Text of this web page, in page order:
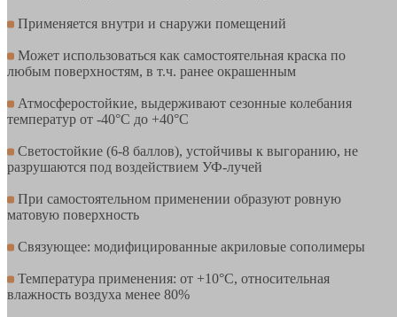
Применяется внутри и снаружи помещений
Может использоваться как самостоятельная краска по
любым поверхностям, в т.ч. ранее окрашенным
Атмосферостойкие, выдерживают сезонные колебания
температур от -40°С до +40°С
Светостойкие (6-8 баллов), устойчивы к выгоранию, не
разрушаются под воздействием УФ-лучей
При самостоятельном применении образуют ровную
матовую поверхность
Связующее: модифицированные акриловые сополимеры
Температура применения: от +10°С, относительная
влажность воздуха менее 80%